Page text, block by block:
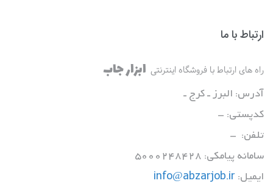
ارتباط با ما
راه های ارتباط با فروشگاه اینترنتی ابزار جاب
آدرس: البرز ـ کرج ـ
کدپستی: -
تلفن: -
سامانه پیامکی: 5000248428
ایمیل: info@abzarjob.ir